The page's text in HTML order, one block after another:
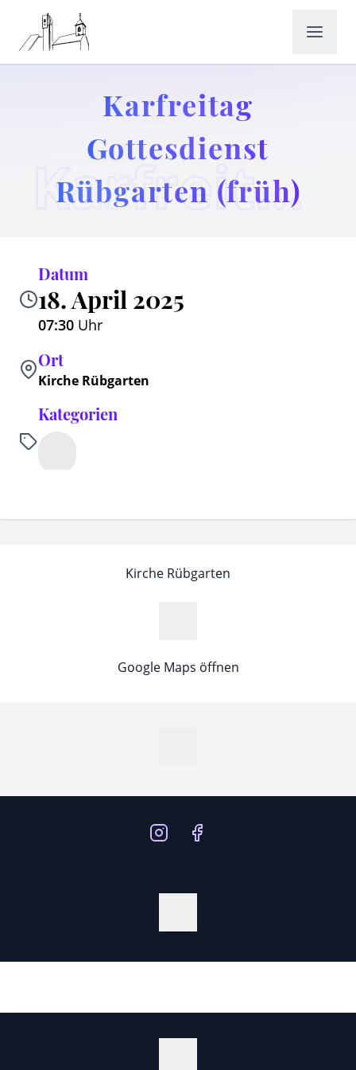
Karfreitag Gottesdienst Rübgarten (früh)
Karfreitag
Gottesdienst
Rübgarten (früh)
Datum
18. April 2025
07:30 Uhr
Ort
Kirche Rübgarten
Kategorien
Kirche Rübgarten
Google Maps öffnen